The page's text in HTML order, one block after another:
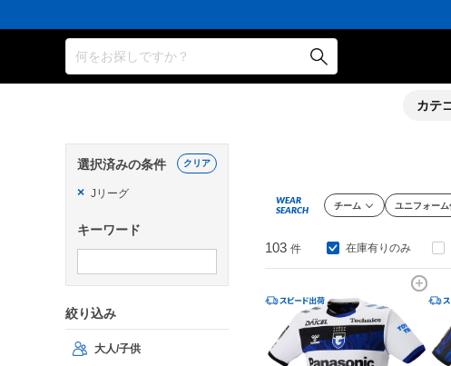
何をお探しですか？
カテ
選択済みの条件
× Jリーグ
キーワード
クリア
絞り込み
大人/子供
WEAR
SEARCH
チーム ユニフォーム
103 件 在庫有りのみ